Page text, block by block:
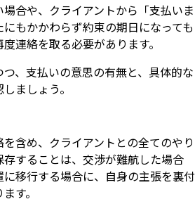
合や、クライアントから「支払いま
もかかわらず約束の期日になっても
連絡を取る必要があります。
、支払いの意思の有無と、具体的な
ましょう。
含め、クライアントとの全てのやり
することは、交渉が難航した場合
移行する場合に、自身の主張を裏付
す。